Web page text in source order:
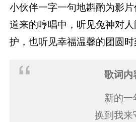
小伙伴一字一句地斟酌为影
道来的哼唱中，听见兔神对
护，也听见幸福温馨的团圆时
歌词内
新的一
换到我来